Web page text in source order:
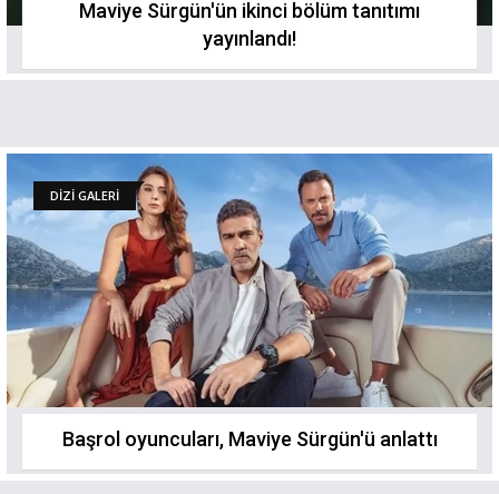
Maviye Sürgün'ün ikinci bölüm tanıtımı
yayınlandı!
DİZİ GALERİ
Başrol oyuncuları, Maviye Sürgün'ü anlattı